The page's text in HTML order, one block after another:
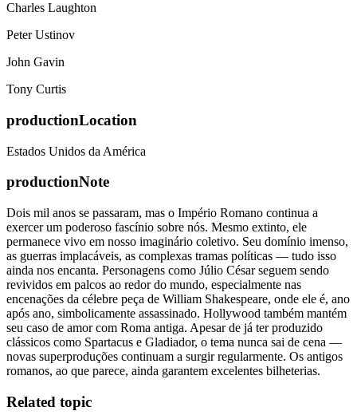
Charles Laughton
Peter Ustinov
John Gavin
Tony Curtis
productionLocation
Estados Unidos da América
productionNote
Dois mil anos se passaram, mas o Império Romano continua a
exercer um poderoso fascínio sobre nós. Mesmo extinto, ele
permanece vivo em nosso imaginário coletivo. Seu domínio imenso,
as guerras implacáveis, as complexas tramas políticas — tudo isso
ainda nos encanta. Personagens como Júlio César seguem sendo
revividos em palcos ao redor do mundo, especialmente nas
encenações da célebre peça de William Shakespeare, onde ele é, ano
após ano, simbolicamente assassinado. Hollywood também mantém
seu caso de amor com Roma antiga. Apesar de já ter produzido
clássicos como Spartacus e Gladiador, o tema nunca sai de cena —
novas superproduções continuam a surgir regularmente. Os antigos
romanos, ao que parece, ainda garantem excelentes bilheterias.
Related topic